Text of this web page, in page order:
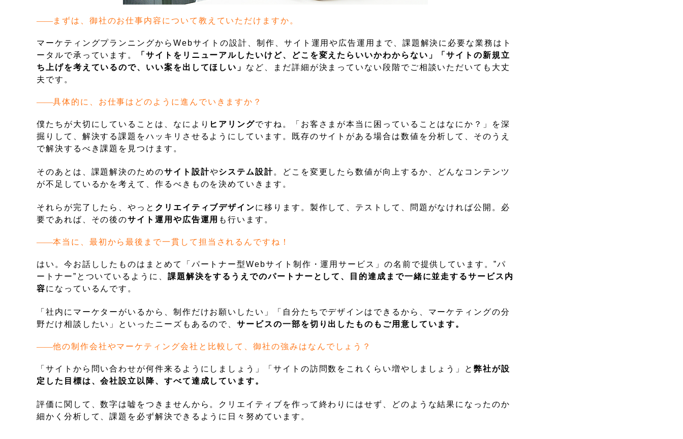
まずは、御社のお仕事内容について教えていただけますか。
マーケティングプランニングからWebサイトの設計、制作、サイト運用や広告運用まで、課題解決に必要な業務はト
ータルで承っています。
「サイトをリニューアルしたいけど、どこを変えたらいいかわからない」「サイトの新規立
ち上げを考えているので、いい案を出してほしい」 など、まだ詳細が決まっていない段階でご相談いただいても大丈
夫です。
具体的に、お仕事はどのように進んでいきますか？
僕たちが大切にしていることは、なにより ヒアリングですね。「お客さまが本当に困っていることはなにか？」を深
掘りして、解決する課題をハッキリさせるようにしています。既存のサイトがある場合は数値を分析して、そのうえ
で解決するべき課題を見つけます。
そのあとは、課題解決のためのサイト設計やシステム設計。どこを変更したら数値が向上するか、どんなコンテンツ
が不足しているかを考えて、作るべきものを決めていきます。
それらが完了したら、やっと クリエイティブデザインに移ります。製作して、テストして、問題がなければ公開。必
要であれば、その後のサイト運用や広告運用 も行います。
本当に、最初から最後まで一貫して担当されるんですね！
はい。今お話ししたものはまとめて「パートナー型Webサイト制作・運用サービス」の名前で提供しています。”パ
ートナー”とついているように、 課題解決をするうえでのパートナーとして、目的達成まで一緒に並走するサービス内
容になっているんです。
「社内にマーケターがいるから、制作だけお願いしたい」「自分たちでデザインはできるから、マーケティングの分
野だけ相談したい」といったニーズもあるので、サービスの一部を切り出したものもご用意しています。
他の制作会社やマーケティング会社と比較して、御社の強みはなんでしょう？
「サイトから問い合わせが何件来るようにしましょう」「サイトの訪問数をこれくらい増やしましょう」と弊社が設
定した目標は、会社設立以降、すべて達成しています。
評価に関して、数字は嘘をつきませんから。クリエイティブを作って終わりにはせず、どのような結果になったのか
細かく分析して、課題を必ず解決できるように日々努めています。